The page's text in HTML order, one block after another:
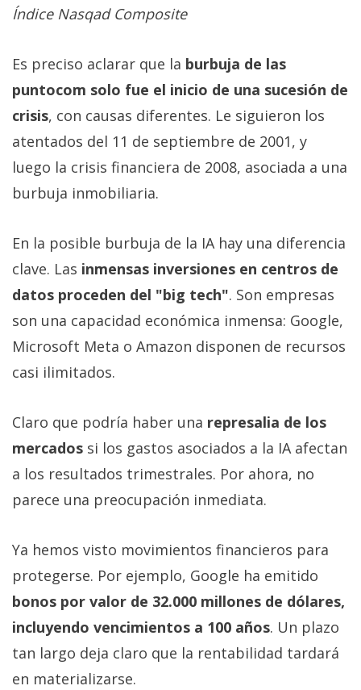
Índice Nasqad Composite
Es preciso aclarar que la burbuja de las
puntocom solo fue el inicio de una sucesión de
crisis, con causas diferentes. Le siguieron los
atentados del 11 de septiembre de 2001, y
luego la crisis financiera de 2008, asociada a una
burbuja inmobiliaria.
En la posible burbuja de la IA hay una diferencia
clave. Las inmensas inversiones en centros de
datos proceden del "big tech". Son empresas
son una capacidad económica inmensa: Google,
Microsoft Meta o Amazon disponen de recursos
casi ilimitados.
Claro que podría haber una represalia de los
mercados si los gastos asociados a la IA afectan
a los resultados trimestrales. Por ahora, no
parece una preocupación inmediata.
Ya hemos visto movimientos financieros para
protegerse. Por ejemplo, Google ha emitido
bonos por valor de 32.000 millones de dólares,
incluyendo vencimientos a 100 años. Un plazo
tan largo deja claro que la rentabilidad tardará
en materializarse.